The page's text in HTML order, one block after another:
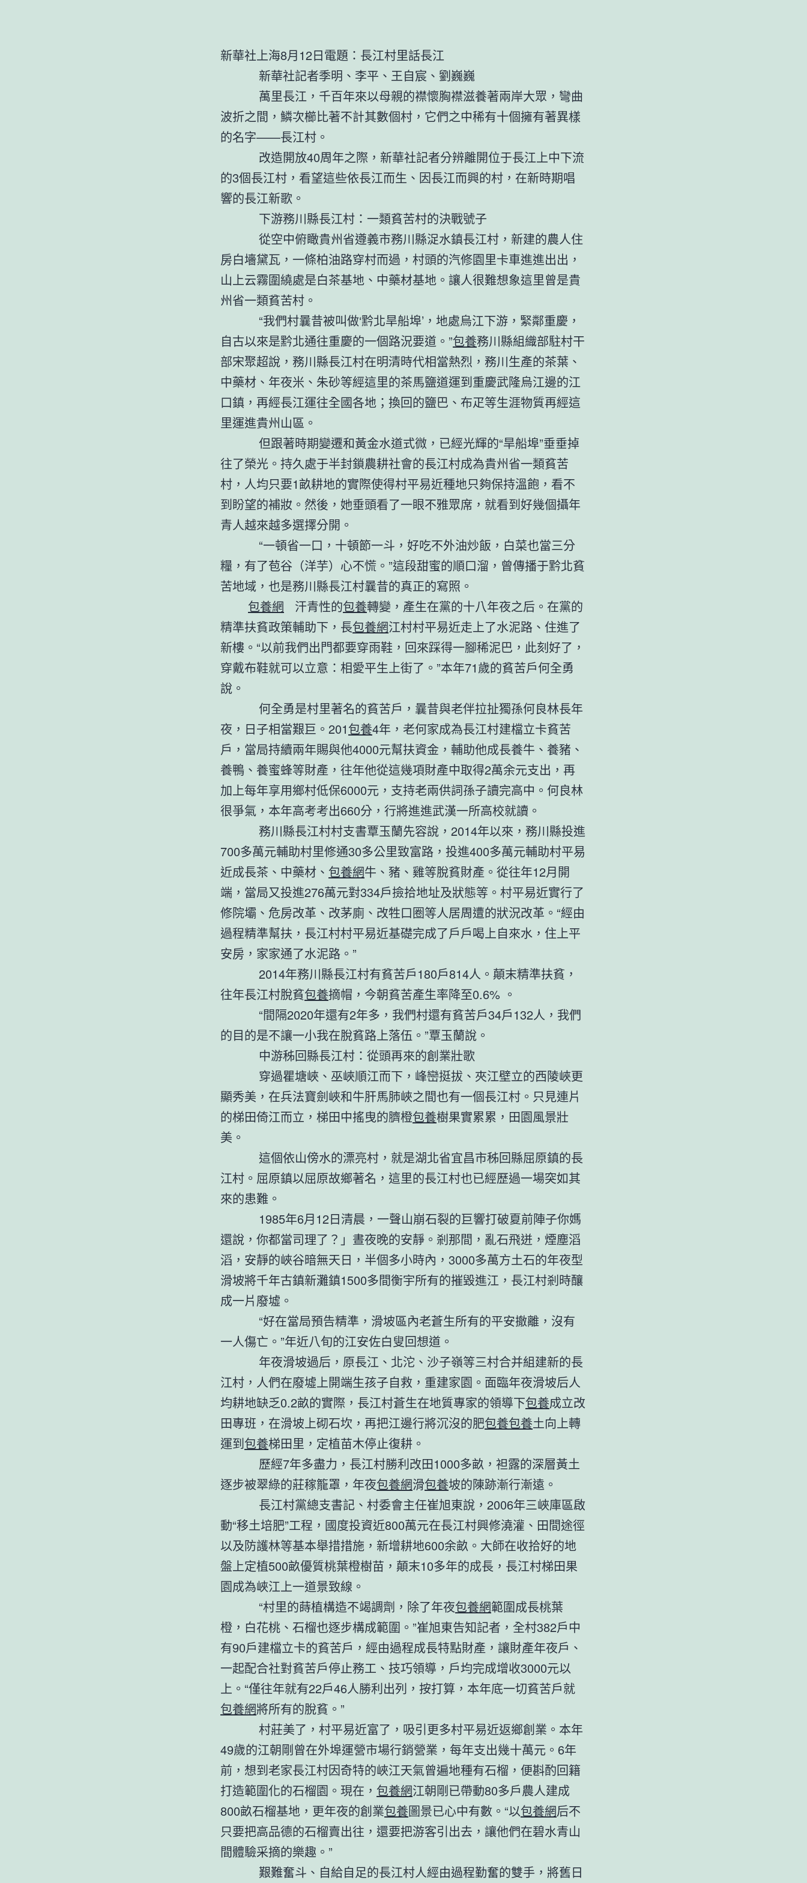
新華社上海8月12日電題：長江村里話長江
新華社記者季明、李平、王自宸、劉巍巍
萬里長江，千百年來以母親的襟懷胸襟滋養著兩岸大眾，彎曲
波折之間，鱗次櫛比著不計其數個村，它們之中稀有十個擁有著異樣
的名字——長江村。
改造開放40周年之際，新華社記者分辨離開位于長江上中下流
的3個長江村，看望這些依長江而生、因長江而興的村，在新時期唱
響的長江新歌。
下游務川縣長江村：一類貧苦村的決戰號子
從空中俯瞰貴州省遵義市務川縣浞水鎮長江村，新建的農人住
房白墻黛瓦，一條柏油路穿村而過，村頭的汽修園里卡車進進出出，
山上云霧圍繞處是白茶基地、中藥材基地。讓人很難想象這里曾是貴
州省一類貧苦村。
“我們村曩昔被叫做‘黔北旱船埠’，地處烏江下游，緊鄰重慶，
自古以來是黔北通往重慶的一個路況要道。”包養務川縣組織部駐村干
部宋聚超說，務川縣長江村在明清時代相當熱烈，務川生產的茶葉、
中藥材、年夜米、朱砂等經這里的茶馬鹽道運到重慶武隆烏江邊的江
口鎮，再經長江運往全國各地；換回的鹽巴、布疋等生涯物質再經這
里運進貴州山區。
但跟著時期變遷和黃金水道式微，已經光輝的“旱船埠”垂垂掉
往了榮光。持久處于半封鎖農耕社會的長江村成為貴州省一類貧苦
村，人均只要1畝耕地的實際使得村平易近種地只夠保持溫飽，看不
到盼望的補妝。然後，她垂頭看了一眼不雅眾席，就看到好幾個攝年
青人越來越多選擇分開。
“一頓省一口，十頓節一斗，好吃不外油炒飯，白菜也當三分
糧，有了苞谷（洋芋）心不慌。”這段甜蜜的順口溜，曾傳播于黔北貧
苦地域，也是務川縣長江村曩昔的真正的寫照。
包養網 汗青性的包養轉變，產生在黨的十八年夜之后。在黨的
精準扶貧政策輔助下，長包養網江村村平易近走上了水泥路、住進了
新樓。“以前我們出門都要穿雨鞋，回來踩得一腳稀泥巴，此刻好了，
穿戴布鞋就可以立意：相愛平生上街了。”本年71歲的貧苦戶何全勇
說。
何全勇是村里著名的貧苦戶，曩昔與老伴拉扯獨孫何良林長年
夜，日子相當艱巨。201包養4年，老何家成為長江村建檔立卡貧苦
戶，當局持續兩年賜與他4000元幫扶資金，輔助他成長養牛、養豬、
養鴨、養蜜蜂等財產，往年他從這幾項財產中取得2萬余元支出，再
加上每年享用鄉村低保6000元，支持老兩供詞孫子讀完高中。何良林
很爭氣，本年高考考出660分，行將進進武漢一所高校就讀。
務川縣長江村村支書覃玉蘭先容說，2014年以來，務川縣投進
700多萬元輔助村里修通30多公里致富路，投進400多萬元輔助村平易
近成長茶、中藥材、 包養網牛、豬、雞等脫貧財產。從往年12月開
端，當局又投進276萬元對334戶撿拾地址及狀態等。村平易近實行了
修院壩、危房改革、改茅廁、改牲口圈等人居周遭的狀況改革。“經由
過程精準幫扶，長江村村平易近基礎完成了戶戶喝上自來水，住上平
安房，家家通了水泥路。”
2014年務川縣長江村有貧苦戶180戶814人。顛末精準扶貧，
往年長江村脫貧包養摘帽，今朝貧苦產生率降至0.6% 。
“間隔2020年還有2年多，我們村還有貧苦戶34戶132人，我們
的目的是不讓一小我在脫貧路上落伍。”覃玉蘭說。
中游秭回縣長江村：從頭再來的創業壯歌
穿過瞿塘峽、巫峽順江而下，峰巒挺拔、夾江壁立的西陵峽更
顯秀美，在兵法寶劍峽和牛肝馬肺峽之間也有一個長江村。只見連片
的梯田倚江而立，梯田中搖曳的臍橙包養樹果實累累，田園風景壯
美。
這個依山傍水的漂亮村，就是湖北省宜昌市秭回縣屈原鎮的長
江村。屈原鎮以屈原故鄉著名，這里的長江村也已經歷過一場突如其
來的患難。
1985年6月12日清晨，一聲山崩石裂的巨響打破夏前陣子你媽
還說，你都當司理了？」晝夜晚的安靜。剎那間，亂石飛迸，煙塵滔
滔，安靜的峽谷暗無天日，半個多小時內，3000多萬方土石的年夜型
滑坡將千年古鎮新灘鎮1500多間衡宇所有的摧毀進江，長江村剎時釀
成一片廢墟。
“好在當局預告精準，滑坡區內老蒼生所有的平安撤離，沒有
一人傷亡。”年近八旬的江安佐白叟回想道。
年夜滑坡過后，原長江、北沱、沙子嶺等三村合并組建新的長
江村，人們在廢墟上開端生孩子自救，重建家園。面臨年夜滑坡后人
均耕地缺乏0.2畝的實際，長江村蒼生在地質專家的領導下包養成立改
田專班，在滑坡上砌石坎，再把江邊行將沉沒的肥包養包養土向上轉
運到包養梯田里，定植苗木停止復耕。
歷經7年多盡力，長江村勝利改田1000多畝，袒露的深層黃土
逐步被翠綠的莊稼籠罩，年夜包養網滑包養坡的陳跡漸行漸遠。
長江村黨總支書記、村委會主任崔旭東說，2006年三峽庫區啟
動“移土培肥”工程，國度投資近800萬元在長江村興修澆灌、田間途徑
以及防護林等基本舉措措施，新增耕地600余畝。大師在收拾好的地
盤上定植500畝優質桃葉橙樹苗，顛末10多年的成長，長江村梯田果
園成為峽江上一道景致線。
“村里的蒔植構造不竭調劑，除了年夜包養網範圍成長桃葉
橙，白花桃、石榴也逐步構成範圍。”崔旭東告知記者，全村382戶中
有90戶建檔立卡的貧苦戶，經由過程成長特點財產，讓財產年夜戶、
一起配合社對貧苦戶停止務工、技巧領導，戶均完成增收3000元以
上。“僅往年就有22戶46人勝利出列，按打算，本年底一切貧苦戶就
包養網將所有的脫貧。”
村莊美了，村平易近富了，吸引更多村平易近返鄉創業。本年
49歲的江朝剛曾在外埠運營市場行銷營業，每年支出幾十萬元。6年
前，想到老家長江村因奇特的峽江天氣曾遍地種有石榴，便斟酌回籍
打造範圍化的石榴園。現在， 包養網江朝剛已帶動80多戶農人建成
800畝石榴基地，更年夜的創業包養圖景已心中有數。“以包養網后不
只要把高品德的石榴賣出往，還要把游客引出去，讓他們在碧水青山
間體驗采摘的樂趣。”
艱難奮斗、自給自足的長江村人經由過程勤奮的雙手，將舊日